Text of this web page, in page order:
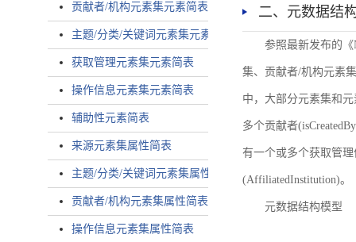
贡献者/机构元素集元素简表
主题/分类/关键词元素集元素简表
获取管理元素集元素简表
操作信息元素集元素简表
辅助性元素简表
来源元素集属性简表
主题/分类/关键词元素集属性简表
贡献者/机构元素集属性简表
操作信息元素集属性简表
二、元数据结
参照最新发布的
集、贡献者/机构元素
中，大部分元素集和
多个贡献者
有一个或多个获取管理
(AffiliatedInstitution)。
元数据结构模型